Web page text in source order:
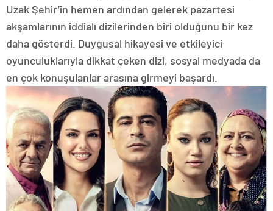
Uzak Şehir’in hemen ardından gelerek pazartesi
akşamlarının iddialı dizilerinden biri olduğunu bir kez
daha gösterdi. Duygusal hikayesi ve etkileyici
oyunculuklarıyla dikkat çeken dizi, sosyal medyada da
en çok konuşulanlar arasına girmeyi başardı.